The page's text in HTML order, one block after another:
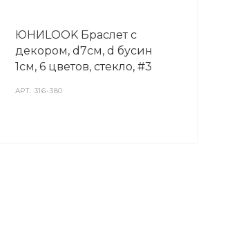
ЮНИLOOK Браслет с
декором, d7см, d бусин
1см, 6 цветов, стекло, #3
АРТ. 316-380